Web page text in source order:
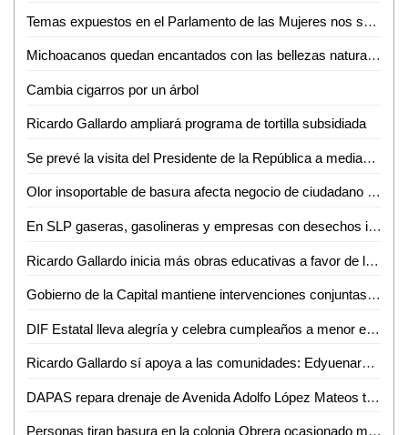
Temas expuestos en el Parlamento de las Mujeres nos servirán para legislar: Bernarda Reyes
Michoacanos quedan encantados con las bellezas naturales de la Huasteca Potosina
Cambia cigarros por un árbol
Ricardo Gallardo ampliará programa de tortilla subsidiada
Se prevé la visita del Presidente de la República a mediados de julio: David Medina
Olor insoportable de basura afecta negocio de ciudadano en Ciudad Valles
En SLP gaseras, gasolineras y empresas con desechos industriales operan de manera ilegal
Ricardo Gallardo inicia más obras educativas a favor de la niñez potosina
Gobierno de la Capital mantiene intervenciones conjuntas para evitar tiraderos clandestinos
DIF Estatal lleva alegría y celebra cumpleaños a menor en penal
Ricardo Gallardo sí apoya a las comunidades: Edyuenary Castillo Hernández
DAPAS repara drenaje de Avenida Adolfo López Mateos tras denuncia de familia afectada
Personas tiran basura en la colonia Obrera ocasionado malos olores en la zona